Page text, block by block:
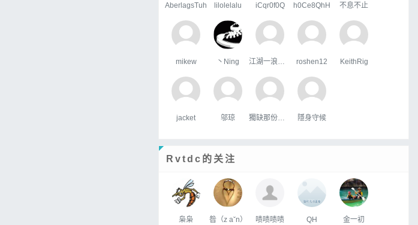
AberlagsTuh lilolelalu iCqr0f0Q h0Ce8QhH 不息不止
mikew 丶Ning roshen12 KeithRig
jacket 邬琼 隱身守候
Rvtdc的关注
枭枭 昝（z aˇn） 啧啧啧啧 QH 金一初